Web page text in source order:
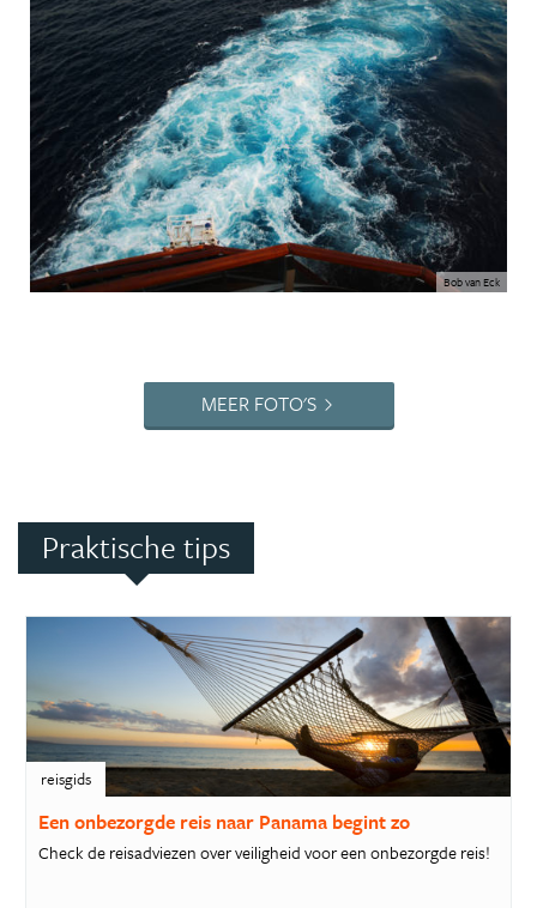
Bob van Eck
MEER FOTO'S
Praktische tips
reisgids
Een onbezorgde reis naar Panama begint zo
Check de reisadviezen over veiligheid voor een onbezorgde reis!